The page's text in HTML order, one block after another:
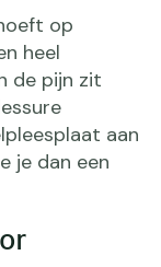
op
heel
de pijn zit
aan
je dan een